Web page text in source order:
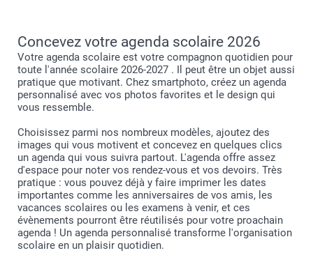
Concevez votre agenda scolaire 2026
Votre agenda scolaire est votre compagnon quotidien pour
toute l'année scolaire 2026-2027 . Il peut être un objet aussi
pratique que motivant. Chez smartphoto, créez un agenda
personnalisé avec vos photos favorites et le design qui
vous ressemble.
Choisissez parmi nos nombreux modèles, ajoutez des
images qui vous motivent et concevez en quelques clics
un agenda qui vous suivra partout. L'agenda offre assez
d'espace pour noter vos rendez-vous et vos devoirs. Très
pratique : vous pouvez déjà y faire imprimer les dates
importantes comme les anniversaires de vos amis, les
vacances scolaires ou les examens à venir, et ces
évènements pourront être réutilisés pour votre proachain
agenda ! Un agenda personnalisé transforme l'organisation
scolaire en un plaisir quotidien.